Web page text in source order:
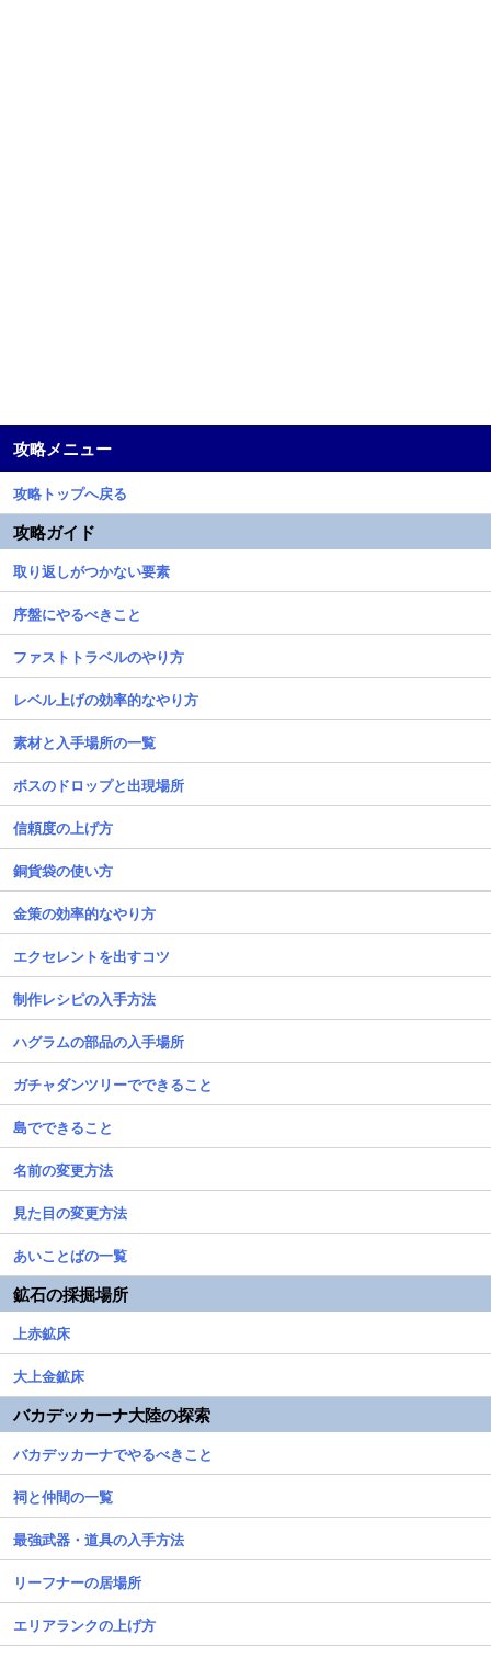
攻略メニュー
攻略トップへ戻る
攻略ガイド
取り返しがつかない要素
序盤にやるべきこと
ファストトラベルのやり方
レベル上げの効率的なやり方
素材と入手場所の一覧
ボスのドロップと出現場所
信頼度の上げ方
銅貨袋の使い方
金策の効率的なやり方
エクセレントを出すコツ
制作レシピの入手方法
ハグラムの部品の入手場所
ガチャダンツリーでできること
島でできること
名前の変更方法
見た目の変更方法
あいことばの一覧
鉱石の採掘場所
上赤鉱床
大上金鉱床
バカデッカーナ大陸の探索
バカデッカーナでやるべきこと
祠と仲間の一覧
最強武器・道具の入手方法
リーフナーの居場所
エリアランクの上げ方